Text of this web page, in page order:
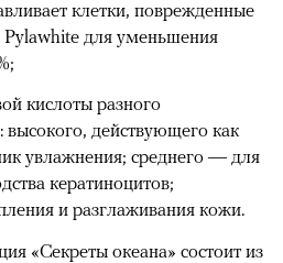
клетки, поврежденные
Pylawhite для уменьшения
кислоты разного
высокого, действующего как
увлажнения; среднего — для
кератиноцитов;
и разглаживания кожи.
«Секреты океана» состоит из